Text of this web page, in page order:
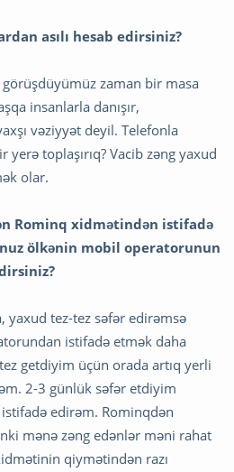
asılı hesab edirsiniz?
zaman bir masa
insanlarla danışır,
vəziyyət deyil. Telefonla
yerə toplaşırıq? Vacib zəng yaxud
olar.
Rominq xidmətindən istifadə
ölkənin mobil operatorunun
yaxud tez-tez səfər edirəmsə
istifadə etmək daha
getdiyim üçün orada artıq yerli
2-3 günlük səfər etdiyim
edirəm. Rominqdən
mənə zəng edənlər məni rahat
qiymətindən razı